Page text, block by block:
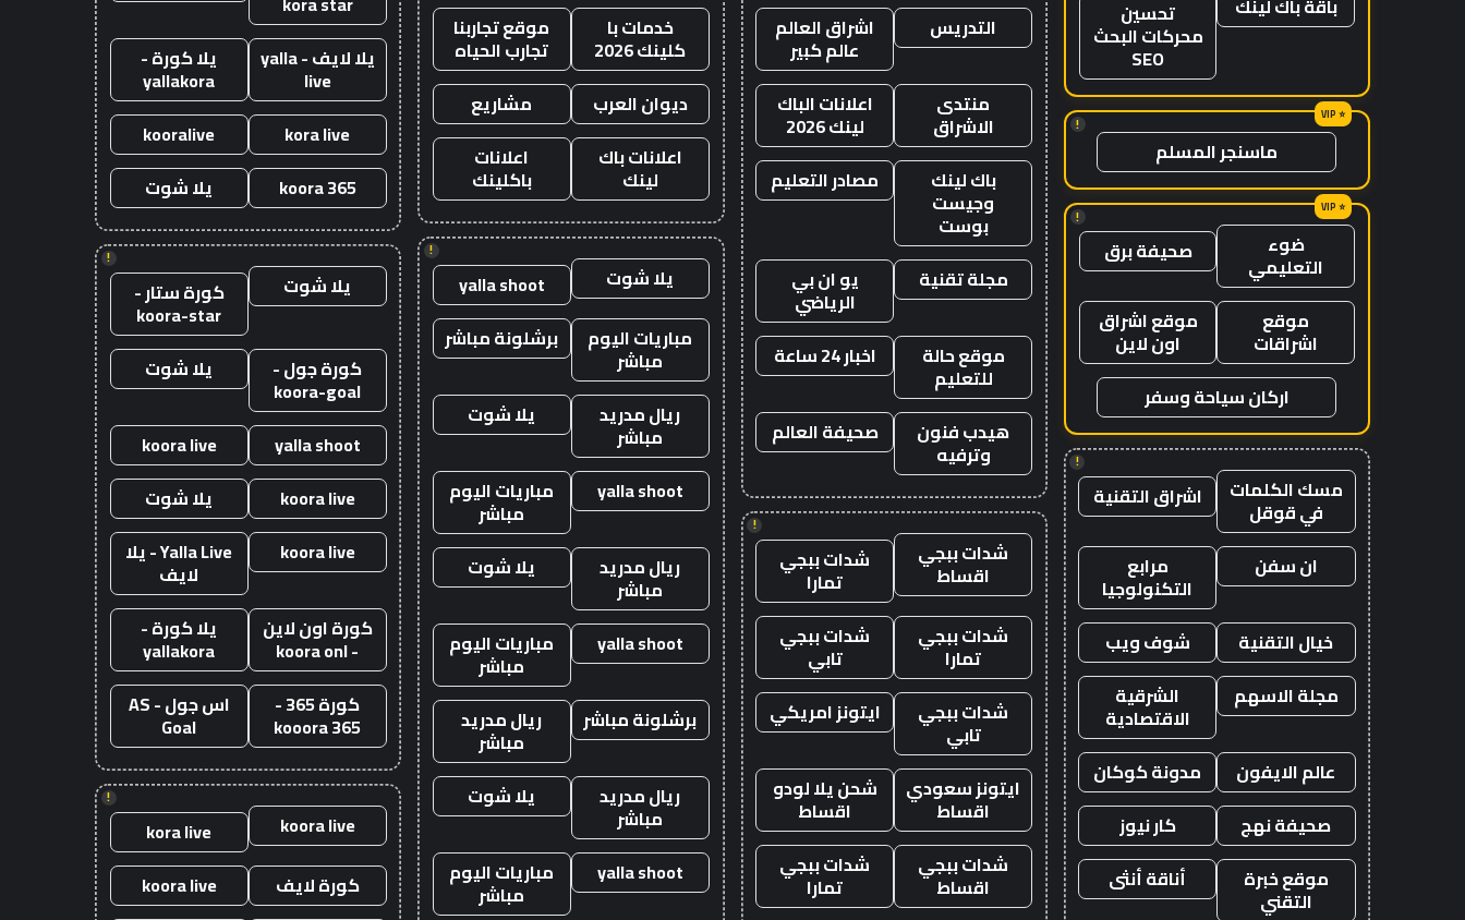
باقة باك لينك تحسين
محركات البحث
SEO
!
ماسنجر المسلم
!
ضوء
التعليمي صحيفة برق
موقع
اشراقات
موقع اشراق
اون لاين
اركان سياحة وسفر
!
مسك الكلمات
في قوقل اشراق التقنية
ان سفن مرابع
التكنولوجيا
خيال التقنية
شوف ويب
مجلة الاسهم
الشرقية
الاقتصادية
عالم الايفون
مدونة كوكان
صحيفة نهج
كار نيوز
موقع خبرة
التقني
أناقة أنثى
التدريس اشراق العالم
عالم كبير
منتدى
الاشراق
اعلانات الباك
لينك 2026
باك لينك
وجيست
بوست
مصادر التعليم
مجلة تقنية يو ان بي
الرياضي
موقع حالة
للتعليم
اخبار 24 ساعة
هيدب فنون
وترفيه
صحيفة العالم
!
شدات ببجي
اقساط شدات ببجي
تمارا
شدات ببجي
تمارا
شدات ببجي
تابي
شدات ببجي
تابي
ايتونز امريكي
ايتونز سعودي
اقساط
شحن يلا لودو
اقساط
شدات ببجي
اقساط
شدات ببجي
تمارا
خدمات با
كلينك 2026
موقع تجاربنا
تجارب الحياه
ديوان العرب
مشاريع
اعلانات باك
لينك
اعلانات
باكلينك
!
يلا شوت
yalla shoot
مباريات اليوم
مباشر
برشلونة مباشر
ريال مدريد
مباشر
يلا شوت
yalla shoot مباريات اليوم
مباشر
ريال مدريد
مباشر
يلا شوت
yalla shoot مباريات اليوم
مباشر
برشلونة مباشر
ريال مدريد
مباشر
ريال مدريد
مباشر
يلا شوت
yalla shoot مباريات اليوم
مباشر
يلا لايف - yalla
live
يلا كورة -
yallakora
kora live
kooralive
koora 365
يلا شوت
!
يلا شوت كورة ستار -
koora-star
كورة جول -
koora-goal
يلا شوت
yalla shoot
koora live
koora live
يلا شوت
koora live
Yalla Live - يلا
لايف
كورة اون لاين
- koora onl
يلا كورة -
yallakora
كورة 365 -
kooora 365
اس جول - AS
Goal
!
koora live
kora live
كورة لايف
koora live